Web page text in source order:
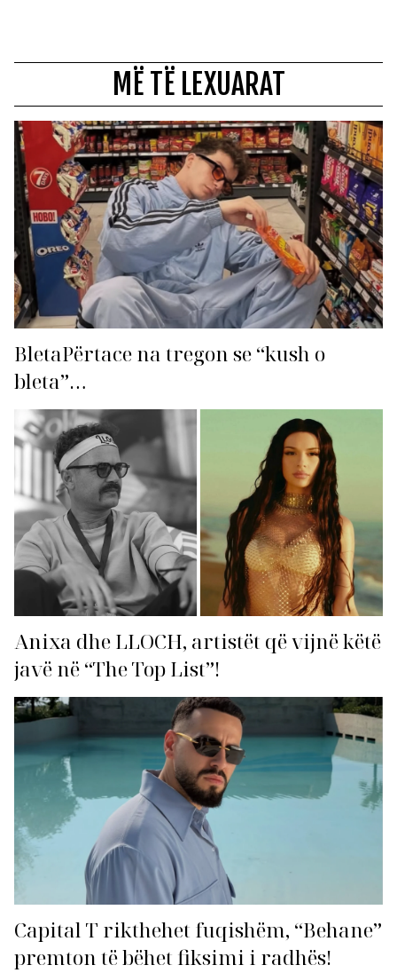
MË TË LEXUARAT
BletaPërtace na tregon se “kush o
bleta”…
Anixa dhe LLOCH, artistët që vijnë këtë
javë në “The Top List”!
Capital T rikthehet fuqishëm, “Behane”
premton të bëhet fiksimi i radhës!